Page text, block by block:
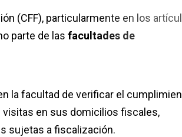
(CFF), particularmente en los
parte de las facultades de
la facultad de verificar el
visitas en sus domicilios fiscales,
sujetas a fiscalización.